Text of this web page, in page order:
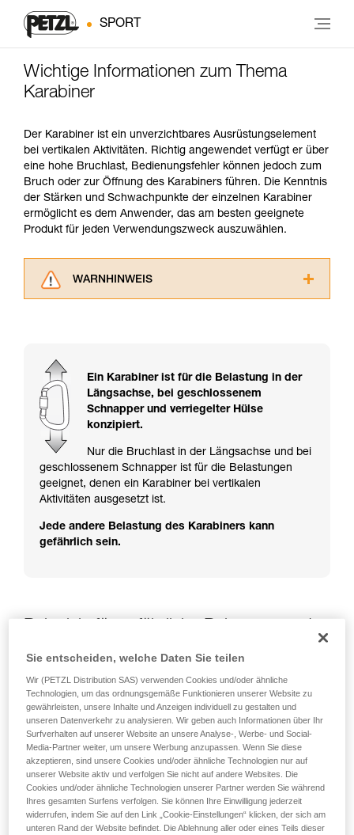
SPORT
Wichtige Informationen zum Thema
Karabiner
Der Karabiner ist ein unverzichtbares Ausrüstungselement
bei vertikalen Aktivitäten. Richtig angewendet verfügt er über
eine hohe Bruchlast, Bedienungsfehler können jedoch zum
Bruch oder zur Öffnung des Karabiners führen. Die Kenntnis
der Stärken und Schwachpunkte der einzelnen Karabiner
ermöglicht es dem Anwender, das am besten geeignete
Produkt für jeden Verwendungszweck auszuwählen.
WARNHINWEIS
verstehen zu können, müssen Sie zuerst die in
der Gebrauchsanweisung enthaltenen
Informationen richtig verstanden haben.
Die Beherrschung dieser Techniken setzt eine
Training voraus. Prüfen Sie zusammen mit
einem Profi, ob Sie in der Lage sind, den
Vorgang alleine sicher zu wiederholen, bevor
Sie ihn eigenständig durchführen.
verbundenen Techniken. Möglicherweise gibt es
noch andere Techniken, die hier nicht
Ein Karabiner ist für die Belastung in der
Längsachse, bei geschlossenem
Schnapper und verriegelter Hülse
konzipiert.
Nur die Bruchlast in der Längsachse und bei
geschlossenem Schnapper ist für die Belastungen
geeignet, denen ein Karabiner bei vertikalen
Aktivitäten ausgesetzt ist.
Jede andere Belastung des Karabiners kann
gefährlich sein.
Sie entscheiden, welche Daten Sie teilen
Wir (PETZL Distribution SAS) verwenden Cookies und/oder ähnliche
Technologien, um das ordnungsgemäße Funktionieren unserer Website zu
gewährleisten, unsere Inhalte und Anzeigen individuell zu gestalten und
unseren Datenverkehr zu analysieren. Wir geben auch Informationen über Ihr
Surfverhalten auf unserer Website an unsere Analyse-, Werbe- und Social-
Media-Partner weiter, um unsere Werbung anzupassen. Wenn Sie diese
akzeptieren, sind unsere Cookies und/oder ähnliche Technologien nur auf
unserer Website aktiv und verfolgen Sie nicht auf andere Websites. Die
Cookies und/oder ähnliche Technologien unserer Partner werden Sie während
Ihres gesamten Surfens verfolgen. Sie können Ihre Einwilligung jederzeit
widerrufen, indem Sie auf den Link „Cookie-Einstellungen“ klicken, der sich am
unteren Rand der Website befindet. Die Ablehnung aller oder eines Teils dieser